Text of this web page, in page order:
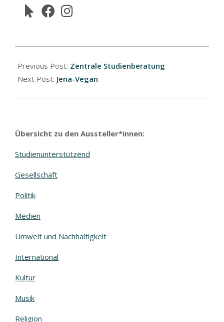
Previous Post: Zentrale Studienberatung
Next Post: Jena-Vegan
Übersicht zu den Aussteller*innen:
Studienunterstützend
Gesellschaft
Politik
Medien
Umwelt und Nachhaltigkeit
International
Kultur
Musik
Religion